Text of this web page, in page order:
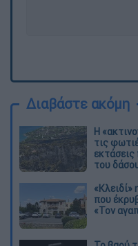
Διαβάστε ακόμη
Η
τις
του
«Κλειδί»
που
«Τον